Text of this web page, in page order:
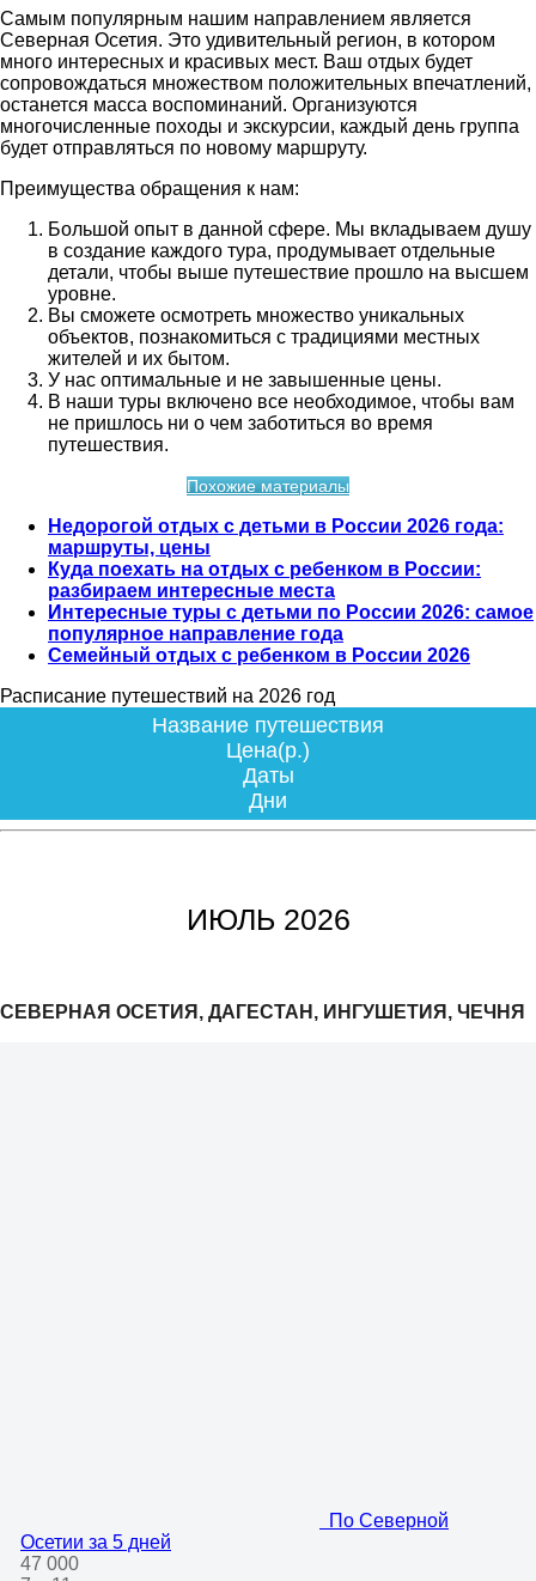
Самым популярным нашим направлением является
Северная Осетия. Это удивительный регион, в котором
много интересных и красивых мест. Ваш отдых будет
сопровождаться множеством положительных впечатлений,
останется масса воспоминаний. Организуются
многочисленные походы и экскурсии, каждый день группа
будет отправляться по новому маршруту.
Преимущества обращения к нам:
Большой опыт в данной сфере. Мы вкладываем душу
в создание каждого тура, продумывает отдельные
детали, чтобы выше путешествие прошло на высшем
уровне.
Вы сможете осмотреть множество уникальных
объектов, познакомиться с традициями местных
жителей и их бытом.
У нас оптимальные и не завышенные цены.
В наши туры включено все необходимое, чтобы вам
не пришлось ни о чем заботиться во время
путешествия.
Похожие материалы
Недорогой отдых с детьми в России 2026 года:
маршруты, цены
Куда поехать на отдых с ребенком в России:
разбираем интересные места
Интересные туры с детьми по России 2026: самое
популярное направление года
Семейный отдых с ребенком в России 2026
Расписание путешествий на 2026 год
Название путешествия
Цена(р.)
Даты
Дни
ИЮЛЬ 2026
СЕВЕРНАЯ ОСЕТИЯ, ДАГЕСТАН, ИНГУШЕТИЯ, ЧЕЧНЯ
По Северной
Осетии за 5 дней
47 000